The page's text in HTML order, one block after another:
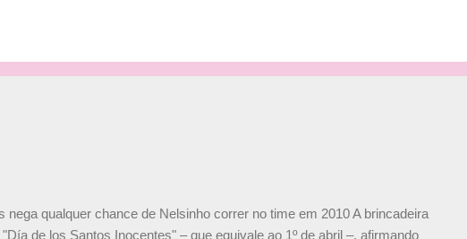
nega qualquer chance de Nelsinho correr no time em 2010 A brincadeira
de los Santos Inocentes" – que equivale ao 1º de abril –, afirmando